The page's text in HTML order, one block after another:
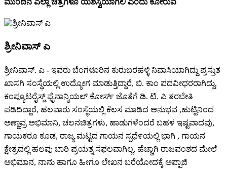
ಶ್ರೀನಿವಾಸ್ ಎ
ಶ್ರೀನಿವಾಸ್. ಎ - ಇವರು ಬೆಂಗಳೂರಿನ ಕುರುಬರಹಳ್ಳಿ ನಿವಾಸಿಯಾಗಿದ್ದು ಪ್ರಸ್ತುತ
ಖಾಸಗಿ ಸಂಸ್ಥೆಯಲ್ಲಿ ಉದ್ಯೋಗ ಮಾಡುತ್ತಿದ್ದಾರೆ, ಬಿ. ಕಾಂ ಪದವೀಧರರಾಗಿದ್ದು,
ಕಂಪ್ಯೂಟರೈಸ್ಡ್ ಫೈನಾನ್ಶಿಯಲ್ ಕೋರ್ಸ್ ಜೊತೆಗೆ ಡಿ. ಟಿ. ಪಿ ತರಬೇತಿ
ಪಡಿದಿದ್ದಾರೆ, ಹಲವಾರು ಸಂಸ್ಥೆಯಲ್ಲಿ ಕೆಲಸ ಮಾಡಿದ ಅನುಭವ ,ಹುಟ್ಟಿನಿಂದ
ಅಣ್ಣಾವ್ರ ಅಭಿಮಾನಿ, ಚಲನಚಿತ್ರಗಳು, ಹಾಡುಗಳೆಂದರೆ ಬಹಳ ಇಷ್ಟವಾದವು,
ಗಾಯಕರೂ ಕೂಡ, ರಾಜ್ಯ ಮಟ್ಟದ ಗಾಯನ ಸ್ಪಧೆ೯ಯಲ್ಲಿ ಭಾಗಿ , ಗಾಯನ
ಕ್ಷೇತ್ರದಲ್ಲಿ ಹಲವು ಬಾರಿ ಪ್ರಯತ್ನ ಸಫಲವಾಗಿಲ್ಲ, ಹೆಚ್ಚಾಗಿ ರಾಜವಂಶದ ಮೇಲೆ
ಅಭಿಮಾನ, ನಾನು ಹಾಗೂ ಹೀಗೂ ಲೇಖನ ಬರೆಯೋದಕ್ಕೆ ಅಪ್ಪಾಜಿ